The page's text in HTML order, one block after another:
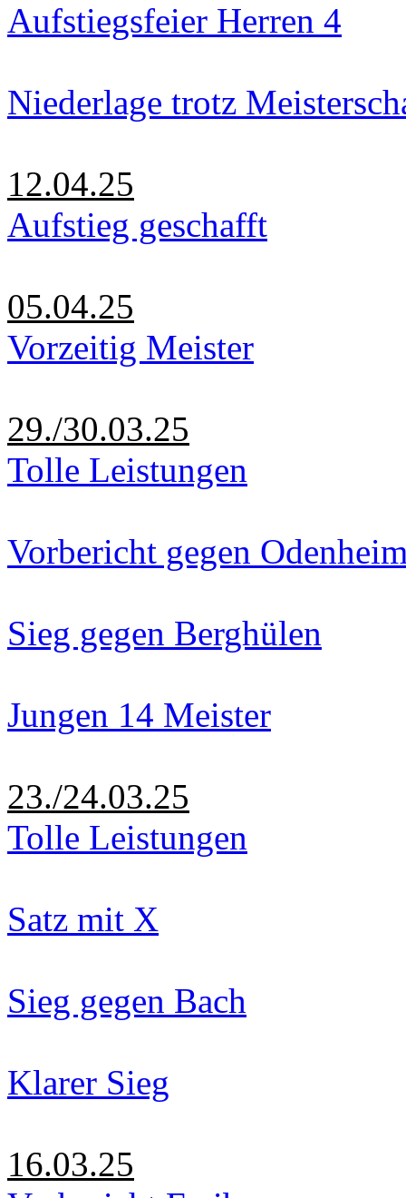
Aufstiegsfeier Herren 4
Niederlage trotz
12.04.25
Aufstieg geschafft
05.04.25
Vorzeitig Meister
29./30.03.25
Tolle Leistungen
Vorbericht gegen
Sieg gegen Berghülen
Jungen 14 Meister
23./24.03.25
Tolle Leistungen
Satz mit X
Sieg gegen Bach
Klarer Sieg
16.03.25